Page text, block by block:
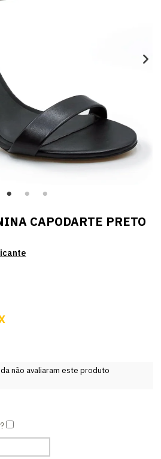
CAPODARTE PRETO
não avaliaram este produto